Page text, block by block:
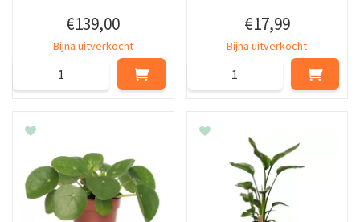
€139,00
Bijna uitverkocht
€17,99
Bijna uitverkocht